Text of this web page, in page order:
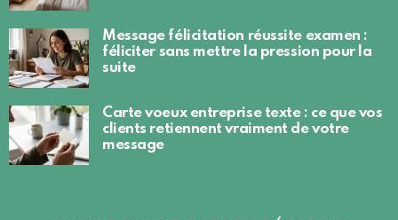
Message félicitation réussite examen :
féliciter sans mettre la pression pour la
suite
Carte voeux entreprise texte : ce que vos
clients retiennent vraiment de votre
message